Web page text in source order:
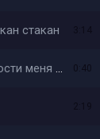
стакан
мадам 0:40